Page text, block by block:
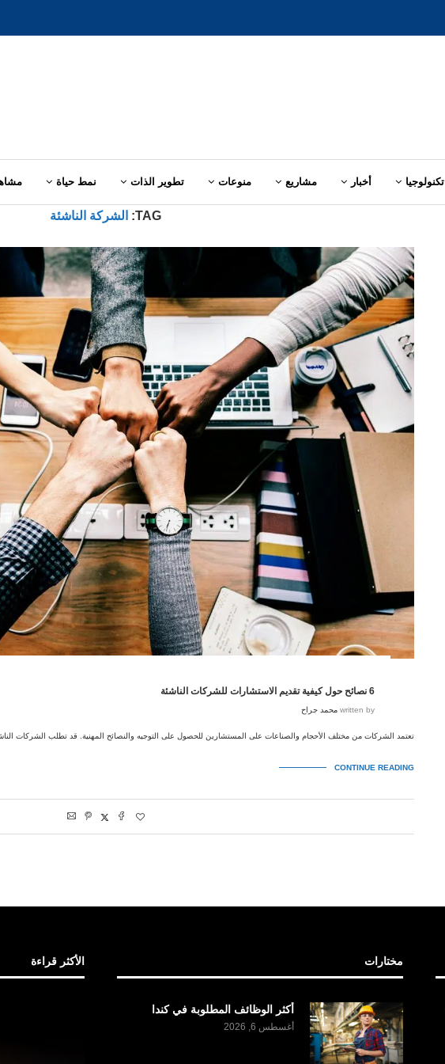
تكنولوجيا أخبار مشاريع منوعات تطوير الذات نمط حياة
TAG: الشركة الناشئة
6 نصائح حول كيفية تقديم الاستشارات للشركات الناشئة
written by محمد جراح
تعتمد الشركات من مختلف الأحجام والصناعات على المستشارين للحصول على التوجيه والنصائح المهنية. قد تطلب الشركات
CONTINUE READING
مختارات
أكثر الوظائف المطلوبة في كندا
أغسطس 6, 2026
الأكثر قراءة